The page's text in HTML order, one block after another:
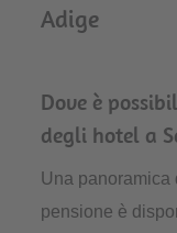
Adige
Dove è
degli hotel a
Una panoramica
pensione è